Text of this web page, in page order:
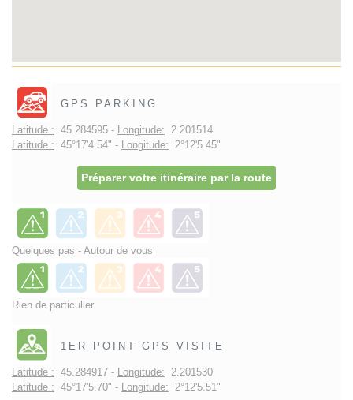
GPS PARKING
Latitude : 45.284595 - Longitude: 2.201514
Latitude : 45°17'4.54" - Longitude: 2°12'5.45"
Préparer votre itinéraire par la route
Quelques pas - Autour de vous
Rien de particulier
1ER POINT GPS VISITE
Latitude : 45.284917 - Longitude: 2.201530
Latitude : 45°17'5.70" - Longitude: 2°12'5.51"